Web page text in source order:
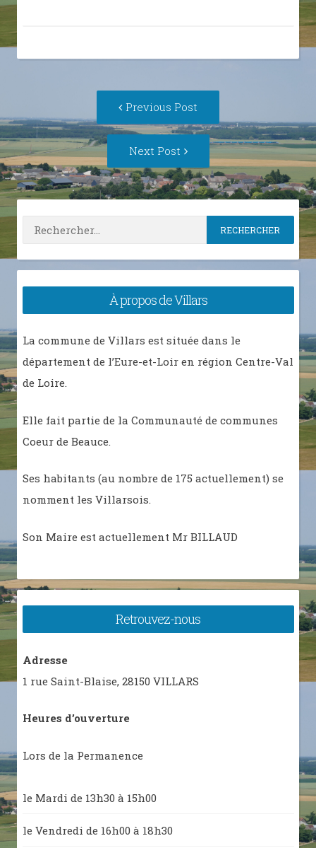
navigation
Previous Post
post:
Next Post
Next
Post:
Rechercher :
À propos de Villars
La commune de Villars est située dans le
département de l’Eure-et-Loir en région Centre-Val
de Loire.
Elle fait partie de la Communauté de communes
Coeur de Beauce.
Ses habitants (au nombre de 175 actuellement) se
nomment les Villarsois.
Son Maire est actuellement Mr BILLAUD
Retrouvez-nous
Adresse
1 rue Saint-Blaise, 28150 VILLARS
Heures d’ouverture
Lors de la Permanence
le Mardi de 13h30 à 15h00
le Vendredi de 16h00 à 18h30